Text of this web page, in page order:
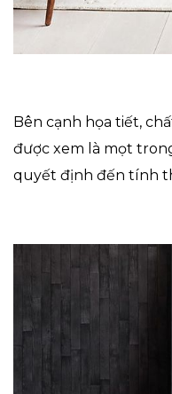
Bên cạnh họa tiết,
được xem là mọt
quyết định đến tính